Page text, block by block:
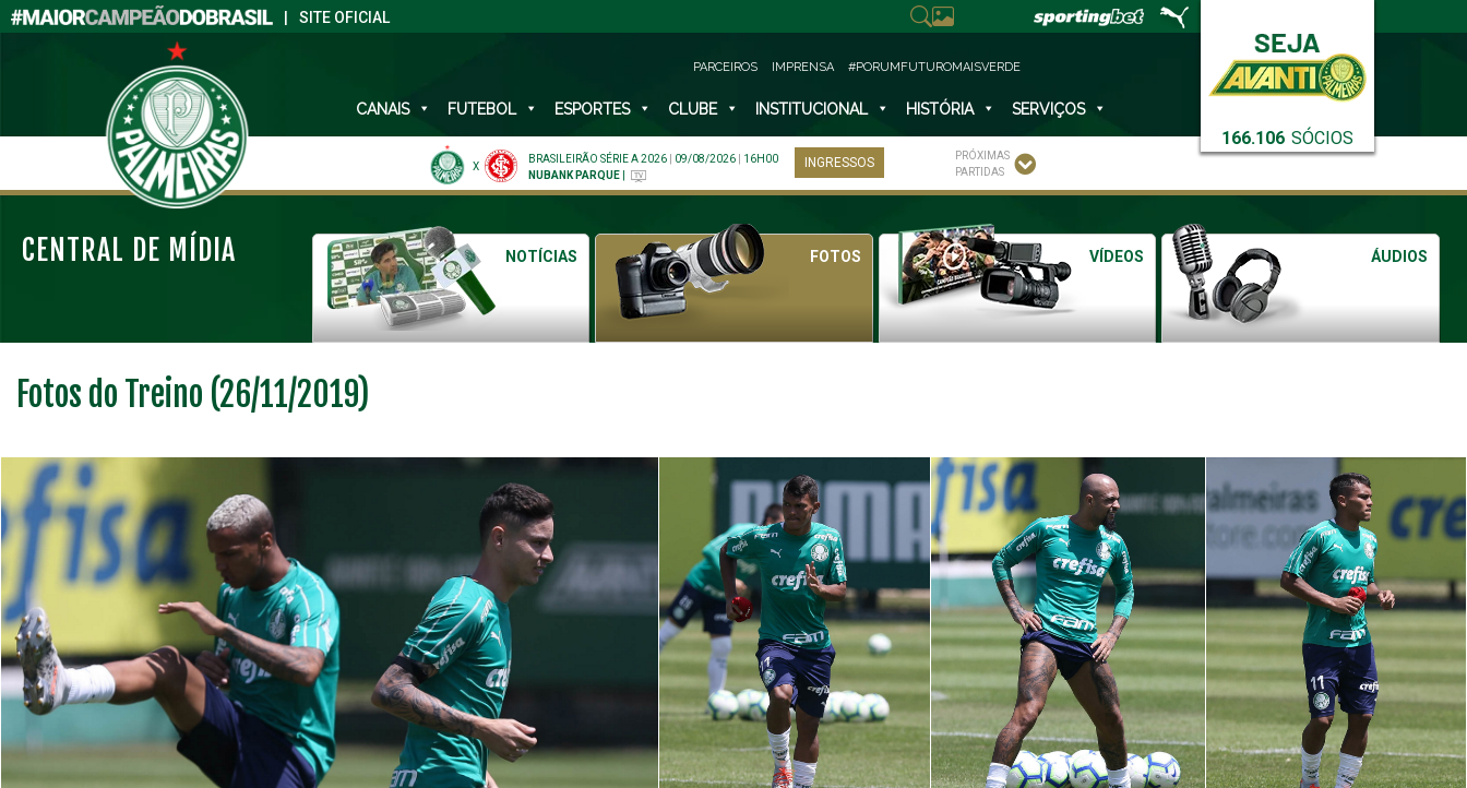
SITE OFICIAL
166.106 SÓCIOS
PARCEIROS IMPRENSA #PORUMFUTUROMAISVERDE
CANAIS FUTEBOL ESPORTES CLUBE INSTITUCIONAL HISTÓRIA SERVIÇOS
X
BRASILEIRÃO SÉRIE A 2026 09/08/2026
16H00
NUBANK PARQUE
INGRESSOS
PRÓXIMAS
PARTIDAS
CENTRAL DE MÍDIA NOTÍCIAS FOTOS VÍDEOS ÁUDIOS
Fotos do Treino (26/11/2019)